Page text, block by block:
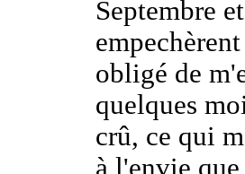
Septembre
obligé de
quelques
crû, ce qui